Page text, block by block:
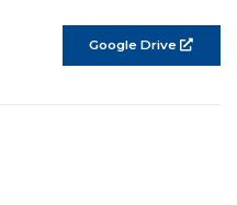
Google Drive